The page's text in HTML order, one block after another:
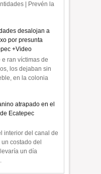
| Prevén la
desalojan a
por presunta
+Video
ran víctimas de
los dejaban sin
en la colonia
atrapado en el
Ecatepec
interior del canal de
costado del
un día